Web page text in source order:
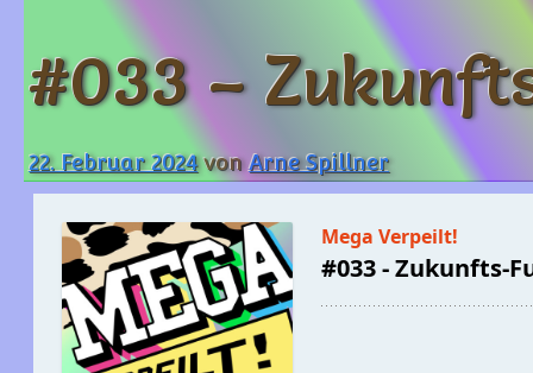
#033 –
22. Februar 2024 vonArne Spillner